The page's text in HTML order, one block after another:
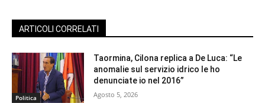
ARTICOLI CORRELATI
Politica
Taormina, Cilona replica a De Luca: “Le
anomalie sul servizio idrico le ho
denunciate io nel 2016”
Agosto 5, 2026